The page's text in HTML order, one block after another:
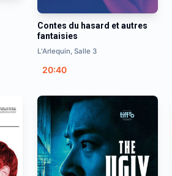
Contes du hasard et autres
fantaisies
L'Arlequin, Salle 3
20:40